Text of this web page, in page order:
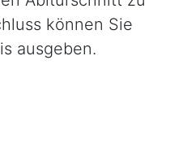
können Sie
ausgeben.